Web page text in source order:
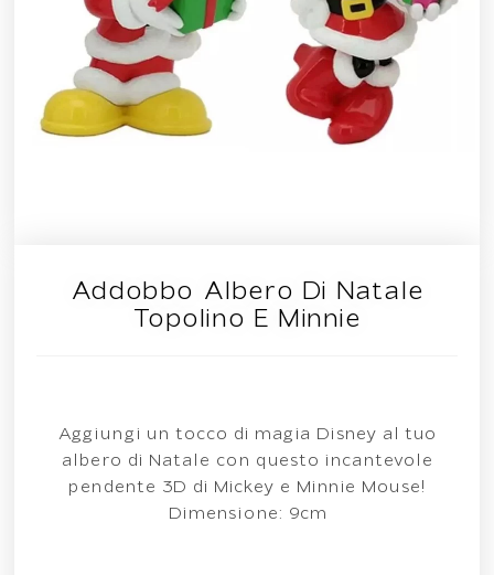
Addobbo Albero Di Natale
Topolino E Minnie
Aggiungi un tocco di magia Disney al tuo
albero di Natale con questo incantevole
pendente 3D di Mickey e Minnie Mouse!
Dimensione: 9cm